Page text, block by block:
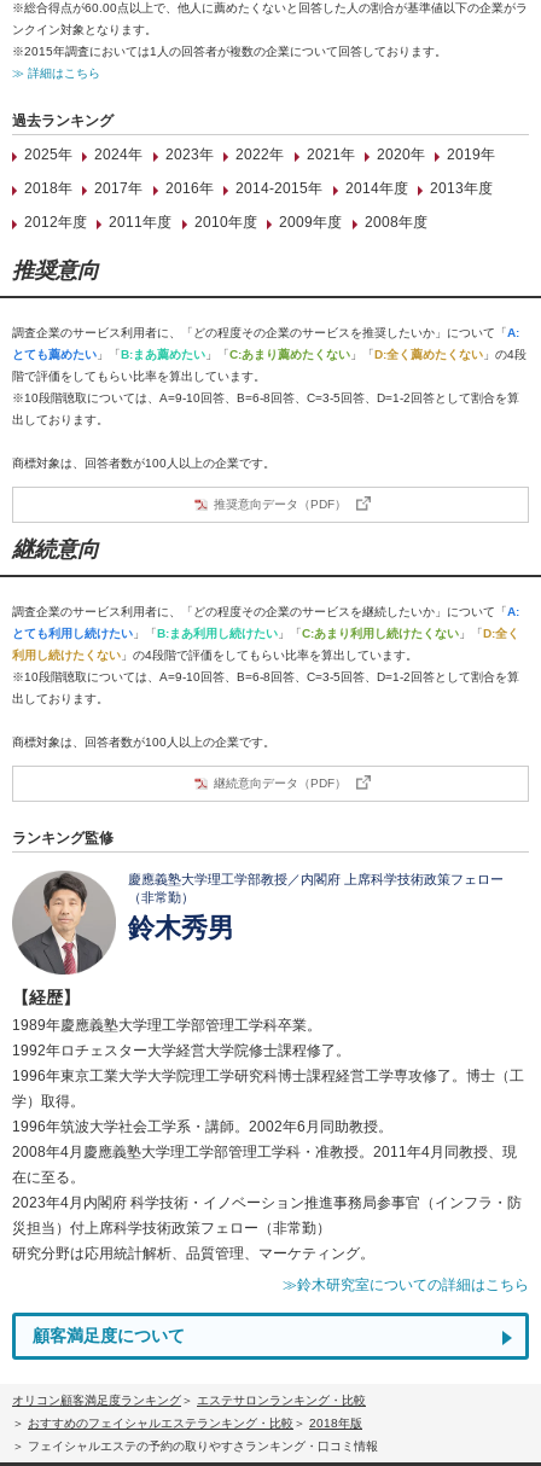
※総合得点が60.00点以上で、他人に薦めたくないと回答した人の割合が基準値以下の企業がラ
ンクイン対象となります。
※2015年調査においては1人の回答者が複数の企業について回答しております。
≫ 詳細はこちら
過去ランキング
2025年
2024年 2023年 2022年 2021年 2020年
2019年
2018年
2017年 2016年 2014-2015年 2014年度
2013年度
2012年度
2011年度 2010年度 2009年度 2008年度
推奨意向
調査企業のサービス利用者に、「どの程度その企業のサービスを推奨したいか」について「A:
とても薦めたい 」「B:まあ薦めたい 」「C:あまり薦めたくない 」「D:全く薦めたくない 」の4段
階で評価をしてもらい比率を算出しています。
※10段階聴取については、A=9-10回答、B=6-8回答、C=3-5回答、D=1-2回答として割合を算
出しております。
商標対象は、回答者数が100人以上の企業です。
推奨意向データ（PDF）
継続意向
調査企業のサービス利用者に、「どの程度その企業のサービスを継続したいか」について「A:
とても利用し続けたい 」「B:まあ利用し続けたい 」「C:あまり利用し続けたくない 」「D:全く
利用し続けたくない 」の4段階で評価をしてもらい比率を算出しています。
※10段階聴取については、A=9-10回答、B=6-8回答、C=3-5回答、D=1-2回答として割合を算
出しております。
商標対象は、回答者数が100人以上の企業です。
継続意向データ（PDF）
ランキング監修
慶應義塾大学理工学部教授／内閣府 上席科学技術政策フェロー
（非常勤）
鈴木秀男
【経歴】
1989年慶應義塾大学理工学部管理工学科卒業。
1992年ロチェスター大学経営大学院修士課程修了。
1996年東京工業大学大学院理工学研究科博士課程経営工学専攻修了。博士（工
学）取得。
1996年筑波大学社会工学系・講師。2002年6月同助教授。
2008年4月慶應義塾大学理工学部管理工学科・准教授。2011年4月同教授、現
在に至る。
2023年4月内閣府 科学技術・イノベーション推進事務局参事官（インフラ・防
災担当）付上席科学技術政策フェロー（非常勤）
研究分野は応用統計解析、品質管理、マーケティング。
≫鈴木研究室についての詳細はこちら
顧客満足度について
オリコン顧客満足度ランキング
エステサロンランキング・比較
おすすめのフェイシャルエステランキング・比較
2018年版
フェイシャルエステの予約の取りやすさランキング・口コミ情報